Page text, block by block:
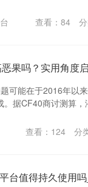
查看：84
果吗？实用角度
可能在于2016年以
。据CF40商讨测算，
查看： 124 分
台值得持久使用吗